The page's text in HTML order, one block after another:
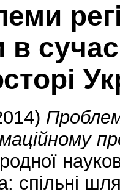
в
спільні